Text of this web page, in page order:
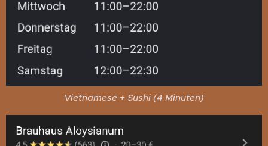
Vietnamese + Sushi (4 Minuten)